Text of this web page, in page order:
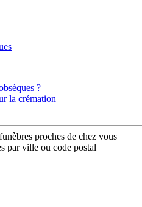
?
la crémation
proches de chez vous
par ville ou code postal